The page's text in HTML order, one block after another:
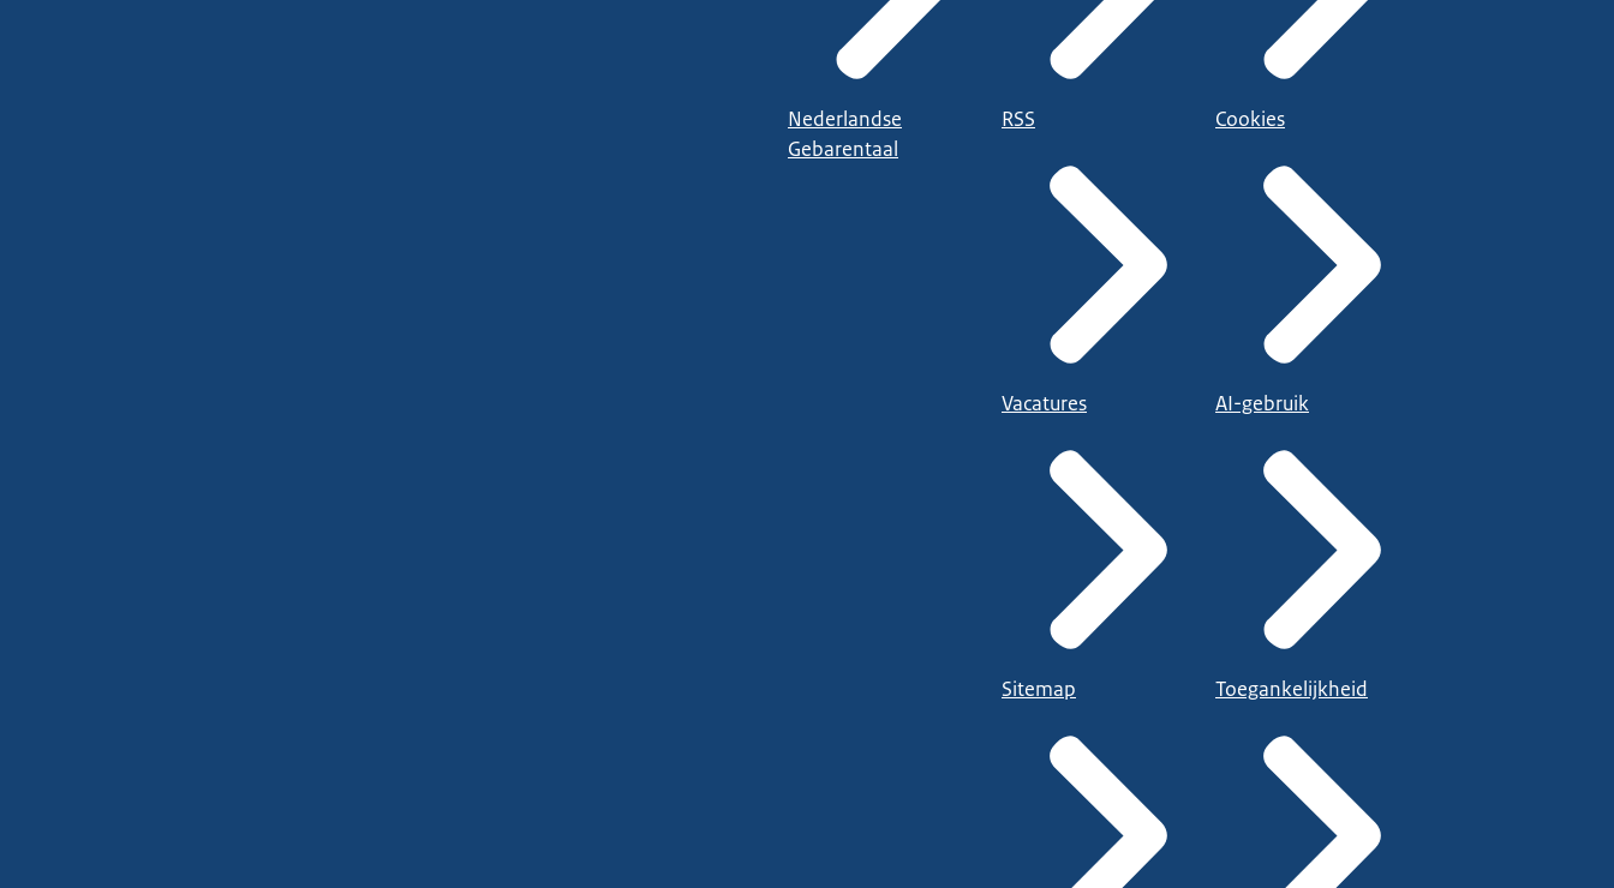
Nederlandse
Gebarentaal
RSS
Vacatures
Sitemap
Cookies
AI-gebruik
Toegankelijkheid